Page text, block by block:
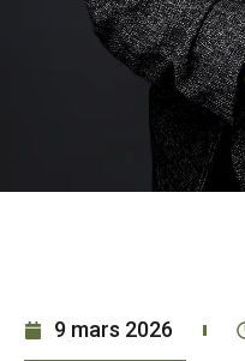
9 mars 2026